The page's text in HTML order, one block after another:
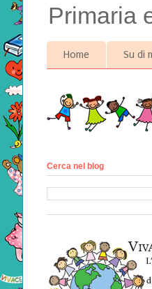
Primaria
Home Su di
Cerca nel blog